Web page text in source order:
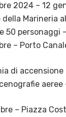
2024 – 12
della Marineria
50 personaggi
– Porto
di
– Piazza